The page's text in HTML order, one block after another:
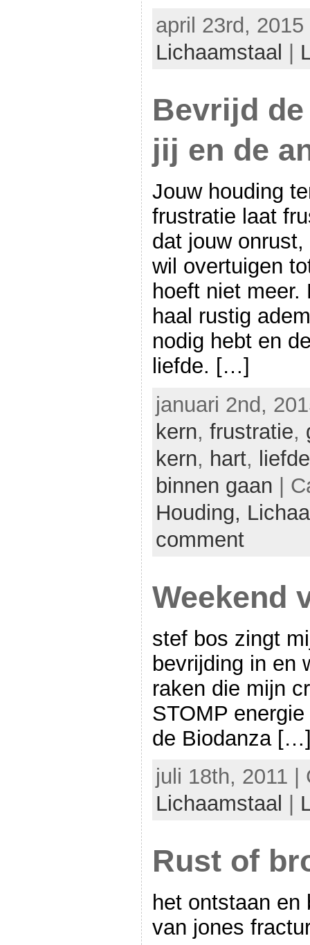
april 23rd,
Lichaamstaal
Bevrijd
jij en de
Jouw houding
frustratie laat
dat jouw
wil overtuigen
hoeft niet
haal rustig
nodig hebt en
liefde. […]
januari 2nd,
kern, frustratie,
kern, hart,
binnen gaan |
Houding,
comment
Weekend
stef bos zingt
bevrijding in en
raken die mijn
STOMP
de Biodanza
juli 18th, 2011
Lichaamstaal
Rust of
het ontstaan en
van jones